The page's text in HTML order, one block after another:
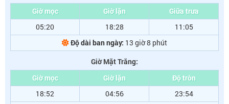
Giờ mọc
Giờ lặn
Giữa trưa
05:20
18:28
11:05
Độ dài ban ngày: 13 giờ 8 phút
Giờ Mặt Trăng:
Giờ mọc
Giờ lặn
Độ tròn
18:52
04:56
23:54